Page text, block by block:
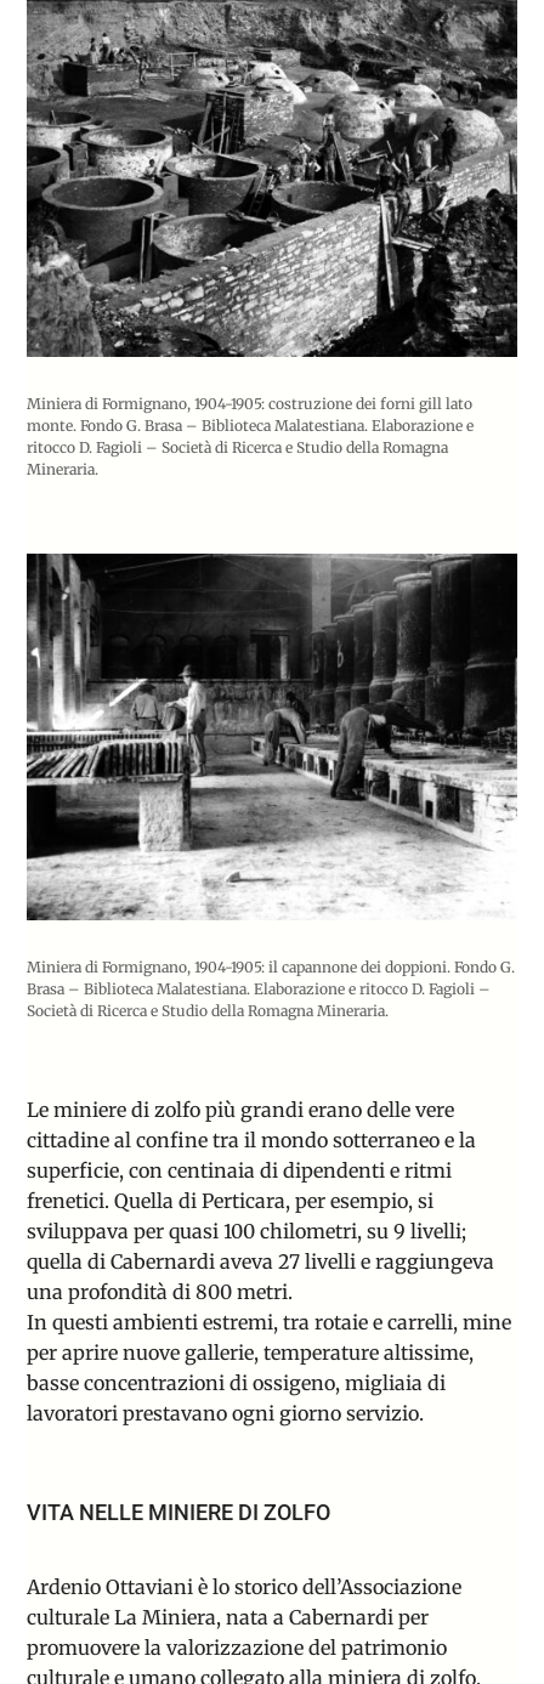
Miniera di Formignano, 1904-1905: costruzione dei forni gill lato
monte. Fondo G. Brasa – Biblioteca Malatestiana. Elaborazione e
ritocco D. Fagioli – Società di Ricerca e Studio della Romagna
Mineraria.
Miniera di Formignano, 1904-1905: il capannone dei doppioni. Fondo G.
Brasa – Biblioteca Malatestiana. Elaborazione e ritocco D. Fagioli –
Società di Ricerca e Studio della Romagna Mineraria.
Le miniere di zolfo più grandi erano delle vere
cittadine al confine tra il mondo sotterraneo e la
superficie, con centinaia di dipendenti e ritmi
frenetici. Quella di Perticara, per esempio, si
sviluppava per quasi 100 chilometri, su 9 livelli;
quella di Cabernardi aveva 27 livelli e raggiungeva
una profondità di 800 metri.
In questi ambienti estremi, tra rotaie e carrelli, mine
per aprire nuove gallerie, temperature altissime,
basse concentrazioni di ossigeno, migliaia di
lavoratori prestavano ogni giorno servizio.
VITA NELLE MINIERE DI ZOLFO
Ardenio Ottaviani è lo storico dell’Associazione
culturale La Miniera, nata a Cabernardi per
promuovere la valorizzazione del patrimonio
culturale e umano collegato alla miniera di zolfo.